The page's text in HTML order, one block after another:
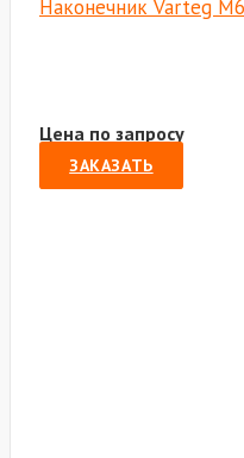
Наконечник Varteg
Цена по запросу
ЗАКАЗАТЬ